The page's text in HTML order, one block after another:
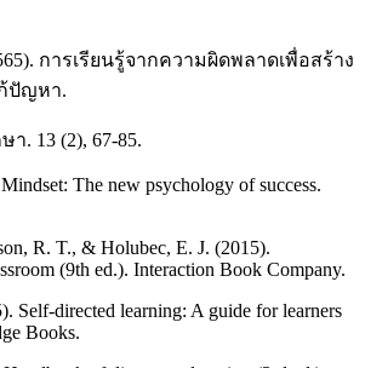
การเรียนรู้จากความผิดพลาดเพื่อสร้าง
ปัญหา.
. 13 (2), 67-85.
The new psychology of success.
R. T., & Holubec, E. J. (2015).
(9th ed.). Interaction Book Company.
Self-directed learning: A guide for learners
Books.